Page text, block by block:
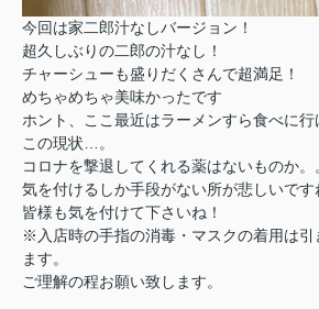
今回は家二郎汁なしバージョン！
超久しぶりの二郎の汁なし！
チャーシューも盛りだくさんで超満足！
めちゃめちゃ美味かったです
ホント、ここ最近はラーメンすら食べに行
この現状…。
コロナを撃退してくれる薬はないものか。
気を付けるしか手段がない所が悲しいです
皆様も気を付けて下さいね！
※入店時の手指の消毒・マスクの着用は引
ます。
ご理解の程お願い致します。